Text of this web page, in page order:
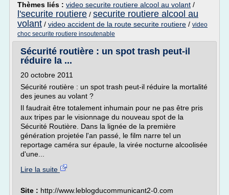
Thèmes liés : video securite routiere alcool au volant /
l'securite routiere / securite routiere alcool au
volant / video accident de la route securite routiere / video
choc securite routiere insoutenable
Sécurité routière : un spot trash peut-il
réduire la ...
20 octobre 2011
Sécurité routière : un spot trash peut-il réduire la mortalité
des jeunes au volant ?
Il faudrait être totalement inhumain pour ne pas être pris
aux tripes par le visionnage du nouveau spot de la
Sécurité Routière. Dans la lignée de la première
génération projetée l'an passé, le film narre tel un
reportage caméra sur épaule, la virée nocturne alcoolisée
d'une...
Lire la suite
Site : http://www.leblogducommunicant2-0.com